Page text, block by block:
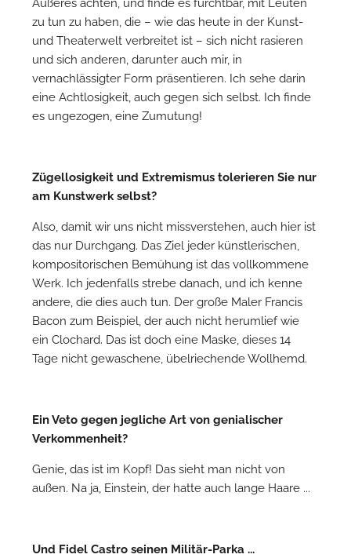
zu tun zu haben, die – wie das heute in der Kunst-
und Theaterwelt verbreitet ist – sich nicht rasieren
und sich anderen, darunter auch mir, in
vernachlässigter Form präsentieren. Ich sehe darin
eine Achtlosigkeit, auch gegen sich selbst. Ich finde
es ungezogen, eine Zumutung!
Zügellosigkeit und Extremismus tolerieren Sie nur
am Kunstwerk selbst?
Also, damit wir uns nicht missverstehen, auch hier ist
das nur Durchgang. Das Ziel jeder künstlerischen,
kompositorischen Bemühung ist das vollkommene
Werk. Ich jedenfalls strebe danach, und ich kenne
andere, die dies auch tun. Der große Maler Francis
Bacon zum Beispiel, der auch nicht herumlief wie
ein Clochard. Das ist doch eine Maske, dieses 14
Tage nicht gewaschene, übelriechende Wollhemd.
Ein Veto gegen jegliche Art von genialischer
Verkommenheit?
Genie, das ist im Kopf! Das sieht man nicht von
außen. Na ja, Einstein, der hatte auch lange Haare ...
Und Fidel Castro seinen Militär-Parka ...